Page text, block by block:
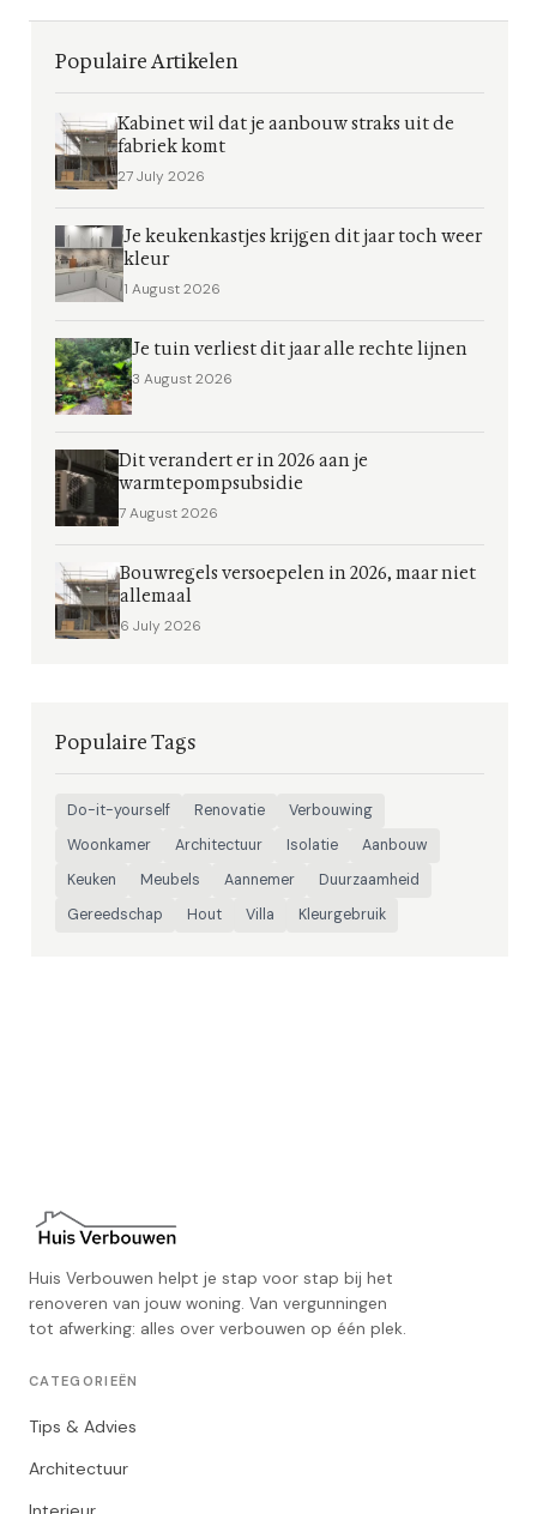
Populaire Artikelen
Kabinet wil dat je aanbouw straks uit de
fabriek komt
27 July 2026
Je keukenkastjes krijgen dit jaar toch weer
kleur
1 August 2026
Je tuin verliest dit jaar alle rechte lijnen
3 August 2026
Dit verandert er in 2026 aan je
warmtepompsubsidie
7 August 2026
Bouwregels versoepelen in 2026, maar niet
allemaal
6 July 2026
Populaire Tags
Do-it-yourself Renovatie
Verbouwing
Woonkamer
Architectuur Isolatie
Aanbouw
Keuken
Meubels Aannemer
Duurzaamheid
Gereedschap
Hout Villa Kleurgebruik
Huis Verbouwen helpt je stap voor stap bij het
renoveren van jouw woning. Van vergunningen
tot afwerking: alles over verbouwen op één plek.
CATEGORIEËN
Tips & Advies
Architectuur